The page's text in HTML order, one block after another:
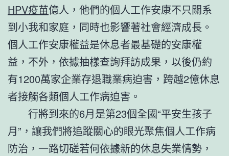
HPV疫苗億人，他們的個人工作安康不只關系
到小我和家庭，同時也影響著社會經濟成長。
個人工作安康權益是休息者最基礎的安康權
益，不外，依據抽樣查詢拜訪成果，以後仍約
有1200萬家企業存退職業病迫害，跨越2億休息
者接觸各類個人工作病迫害。
行將到來的6月是第23個全國“平安生孩子
月”，讓我們將追蹤關心的眼光聚焦個人工作病
防治，一路切磋若何依據新的休息失業情勢，